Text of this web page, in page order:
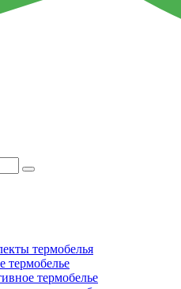
термобелья
термобелье
термобелье